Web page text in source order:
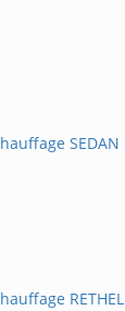
SEDAN
RETHEL